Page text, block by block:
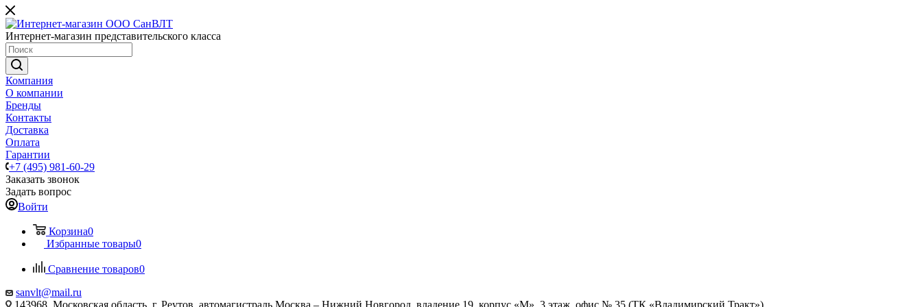
Интернет-магазин представительского класса
Компания
О компании
Бренды
Контакты
Доставка
Оплата
Гарантии
+7 (495) 981-60-29
Заказать звонок
Задать вопрос
Войти
Корзина0
Избранные товары0
Сравнение товаров0
sanvlt@mail.ru
143968, Московская область, г. Реутов, автомагистраль Москва – Нижний Новгород, владение 19, корпус «М», 3 этаж, офис № 35 (ТК «Владимирский Тракт»)